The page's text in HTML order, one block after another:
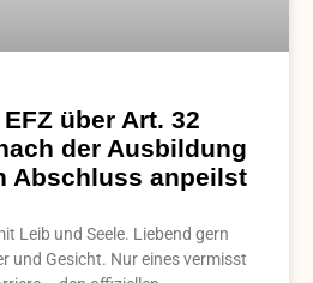
über Art. 32
der Ausbildung
Abschluss anpeilst
Leib und Seele. Liebend gern
und Gesicht. Nur eines vermisst